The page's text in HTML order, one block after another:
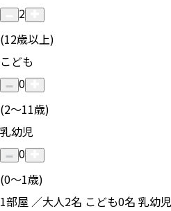
2
(12歳以上)
こども
0
(2〜11歳)
乳幼児
0
(0〜1歳)
1部屋 ／大人2名 こども0名 乳幼